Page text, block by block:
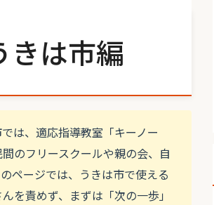
きは市編
は、適応指導教室「キーノー
のフリースクールや親の会、自
ページでは、うきは市で使える
を責めず、まずは「次の一歩」